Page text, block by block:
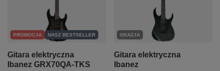
PROMOCJA NASZ BESTSELLER
Gitara elektryczna
Ibanez GRX70QA-TKS
OKAZJA
Gitara elektryczna
Ibanez